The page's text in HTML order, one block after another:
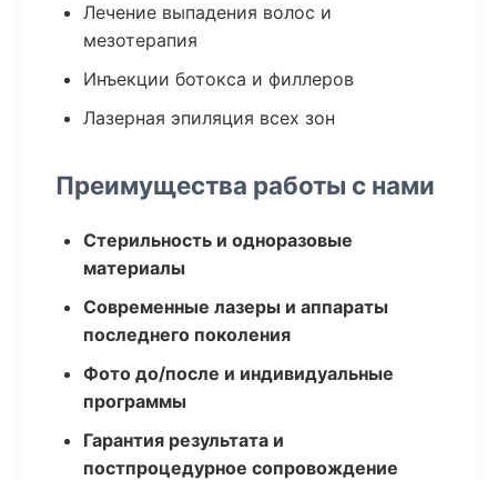
Лечение выпадения волос и
мезотерапия
Инъекции ботокса и филлеров
Лазерная эпиляция всех зон
Преимущества работы с нами
Стерильность и одноразовые
материалы
Современные лазеры и аппараты
последнего поколения
Фото до/после и индивидуальные
программы
Гарантия результата и
постпроцедурное сопровождение